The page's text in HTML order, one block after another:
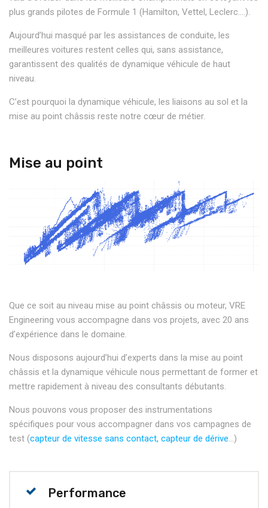
plus grands pilotes de Formule 1 (Hamilton, Vettel, Leclerc….).
Aujourd’hui masqué par les assistances de conduite, les
meilleures voitures restent celles qui, sans assistance,
garantissent des qualités de dynamique véhicule de haut
niveau.
C’est pourquoi la dynamique véhicule, les liaisons au sol et la
mise au point châssis reste notre cœur de métier.
Mise au point
Que ce soit au niveau mise au point châssis ou moteur, VRE
Engineering vous accompagne dans vos projets, avec 20 ans
d’expérience dans le domaine.
Nous disposons aujourd’hui d’experts dans la mise au point
châssis et la dynamique véhicule nous permettant de former et
mettre rapidement à niveau des consultants débutants.
Nous pouvons vous proposer des instrumentations
spécifiques pour vous accompagner dans vos campagnes de
test (capteur de vitesse sans contact, capteur de dérive…)
Performance